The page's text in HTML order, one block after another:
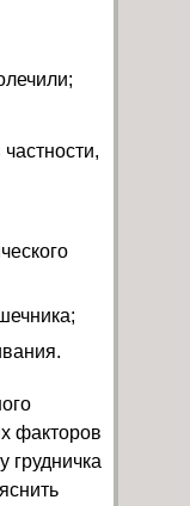
факторов
грудничка